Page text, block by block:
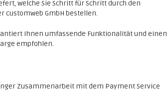
welche Sie Schritt für Schritt durch den
customweb GmbH bestellen.
Ihnen umfassende Funktionalität und einen
empfohlen.
Zusammenarbeit mit dem Payment Service